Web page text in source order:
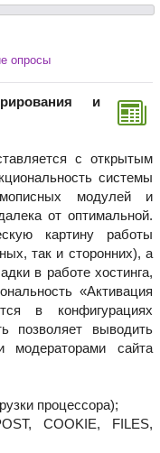
опросы
и
с открытым
системы
модулей и
от оптимальной.
картину работы
так и сторонних), а
в работе хостинга,
«Активация
в конфигурациях
позволяет выводить
модераторами сайта
процессора);
COOKIE, FILES,